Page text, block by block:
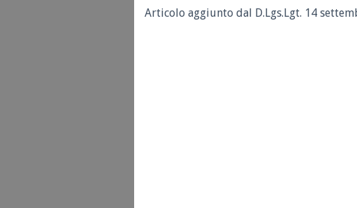
Articolo aggiunto dal D.Lgs.Lgt. 14